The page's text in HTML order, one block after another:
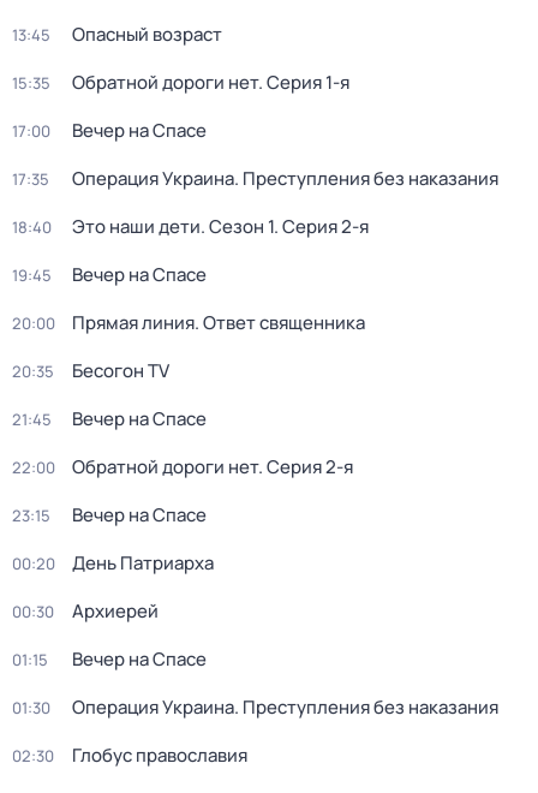
13:45 Опасный возраст
15:35 Обратной дороги нет. Серия 1-я
17:00 Вечер на Спасе
17:35 Операция Украина. Преступления без наказания
18:40 Это наши дети. Сезон 1. Серия 2-я
19:45 Вечер на Спасе
20:00 Прямая линия. Ответ священника
20:35 Бесогон TV
21:45 Вечер на Спасе
22:00 Обратной дороги нет. Серия 2-я
23:15 Вечер на Спасе
00:20 День Патриарха
00:30 Архиерей
01:15 Вечер на Спасе
01:30 Операция Украина. Преступления без наказания
02:30
Глобус православия